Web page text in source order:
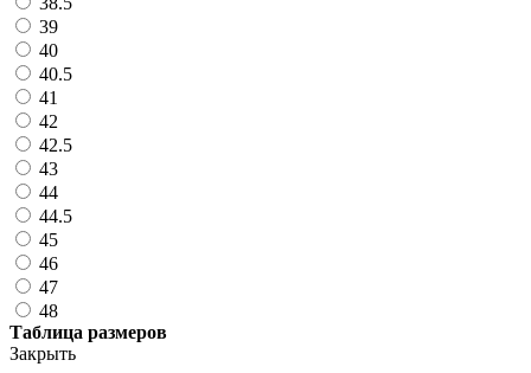
39
40
40.5
41
42
42.5
43
44
44.5
45
46
47
48
Таблица размеров
Закрыть